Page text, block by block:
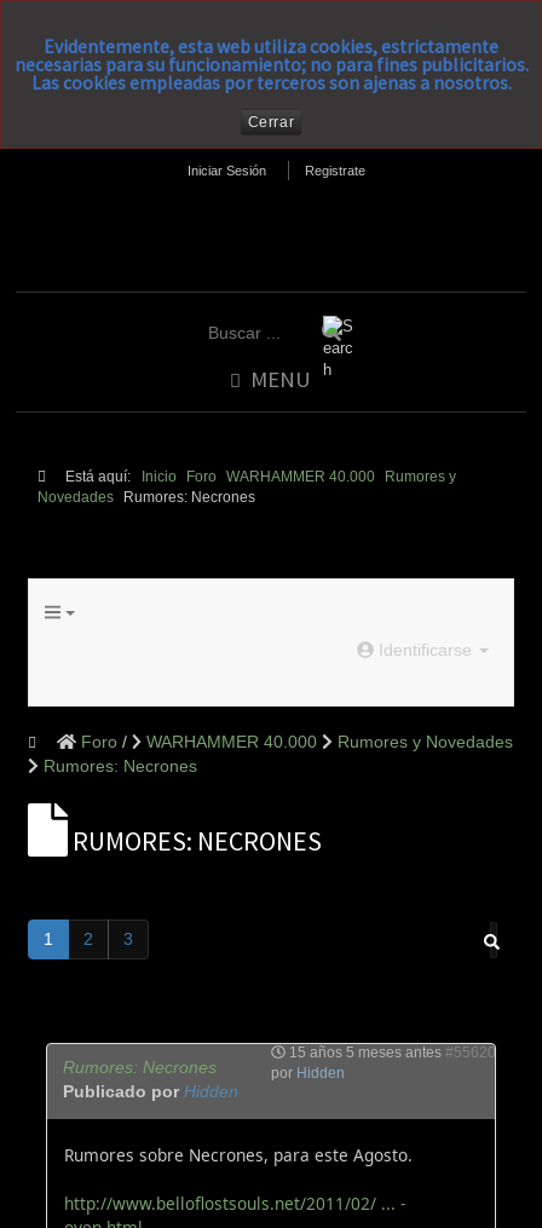
Evidentemente, esta web utiliza cookies, estrictamente
necesarias para su funcionamiento; no para fines publicitarios.
Las cookies empleadas por terceros son ajenas a nosotros.
Cerrar
Iniciar Sesión Registrate
MENU
Está aquí: Inicio Foro WARHAMMER 40.000
Rumores y
Novedades
Rumores: Necrones
Identificarse
Foro WARHAMMER 40.000
Rumores y Novedades
Rumores: Necrones
RUMORES: NECRONES
1 2 3
15 años 5 meses antes #55620
por Hidden
Rumores: Necrones
Publicado porHidden
Rumores sobre Necrones, para este Agosto.
http://www.belloflostsouls.net/2011/02/ ... -